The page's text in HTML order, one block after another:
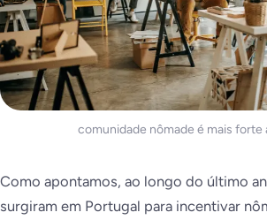
comunidade nômade é mais forte
Como apontamos, ao longo do último
surgiram em Portugal para incentivar